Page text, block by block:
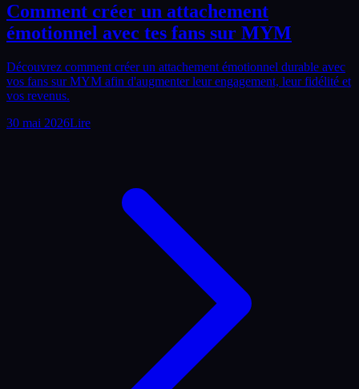
Comment créer un attachement
émotionnel avec tes fans sur MYM
Découvrez comment créer un attachement émotionnel durable avec
vos fans sur MYM afin d'augmenter leur engagement, leur fidélité et
vos revenus.
30 mai 2026Lire